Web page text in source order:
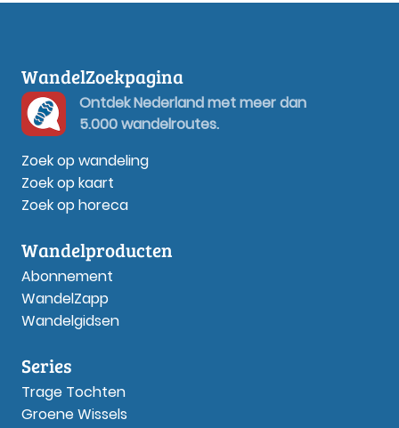
WandelZoekpagina
Ontdek Nederland met meer dan
5.000 wandelroutes.
Zoek op wandeling
Zoek op kaart
Zoek op horeca
Wandelproducten
Abonnement
WandelZapp
Wandelgidsen
Series
Trage Tochten
Groene Wissels